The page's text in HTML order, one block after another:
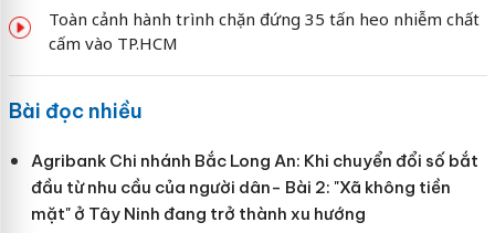
Toàn cảnh hành trình chặn đứng 35 tấn heo nhiễm chất
cấm vào TP.HCM
Bài đọc nhiều
Agribank Chi nhánh Bắc Long An: Khi chuyển đổi số bắt
đầu từ nhu cầu của người dân- Bài 2: "Xã không tiền
mặt" ở Tây Ninh đang trở thành xu hướng